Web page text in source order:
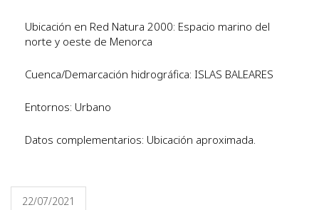
Ubicación en Red Natura 2000: Espacio marino del
norte y oeste de Menorca
Cuenca/Demarcación hidrográfica: ISLAS BALEARES
Entornos: Urbano
Datos complementarios: Ubicación aproximada.
22/07/2021